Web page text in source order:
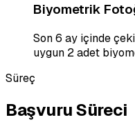
Biyometrik
Son 6 ay içinde
uygun 2 adet
Süreç
Başvuru Süreci